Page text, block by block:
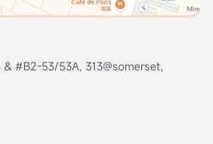
#B2-53/53A, 313@somerset,